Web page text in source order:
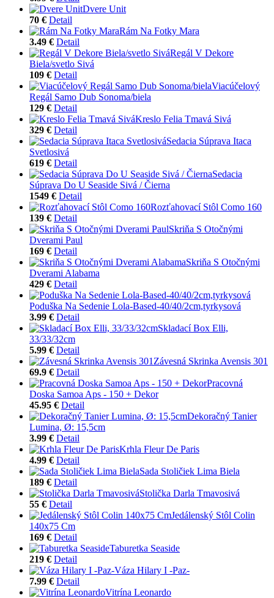
Dvere Unit
70 € Detail
Rám Na Fotky Mara
3.49 € Detail
Regál V Dekore
Biela/svetlo Sivá
109 € Detail
Viacúčelový
Regál Samo Dub Sonoma/biela
129 € Detail
Kreslo Felia Tmavá Sivá
329 € Detail
Sedacia Súprava Itaca
Svetlosivá
619 € Detail
Sedacia
Súprava Do U Seaside Sivá / Čierna
1549 € Detail
Rozťahovací Stôl Como 160
139 € Detail
Skriňa S Otočnými
Dverami Paul
169 € Detail
Skriňa S Otočnými
Dverami Alabama
429 € Detail
Poduška Na Sedenie Lola-Based-40/40/2cm,tyrkysová
3.99 € Detail
Skladací Box Elli,
33/33/32cm
5.99 € Detail
Závesná Skrinka Avensis 301
69.9 € Detail
Pracovná
Doska Samoa Aps - 150 + Dekor
45.95 € Detail
Dekoračný Tanier
Lumina, Ø: 15,5cm
3.99 € Detail
Krhla Fleur De Paris
4.99 € Detail
Sada Stoličiek Lima Biela
189 € Detail
Stolička Darla Tmavosivá
55 € Detail
Jedálenský Stôl Colin
140x75 Cm
169 € Detail
Taburetka Seaside
219 € Detail
Váza Hilary I -Paz-
7.99 € Detail
Vitrína Leonardo